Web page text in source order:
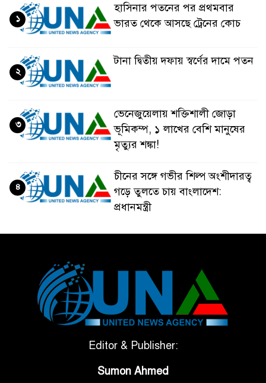
হাসিনার পতনের পর প্রথমবার
ভারত থেকে আসছে ট্রেনের কোচ
১
টানা দ্বিতীয় দফায় স্বর্ণের দামে পতন
২
ভেনেজুয়েলায় শক্তিশালী জোড়া
ভূমিকম্প, ১ লাখের বেশি মানুষের
মৃত্যুর শঙ্কা!
৩
চীনের সঙ্গে গভীর শিল্প অংশীদারত্ব
গড়ে তুলতে চায় বাংলাদেশ:
প্রধানমন্ত্রী
৪
টানা ৩ ম্যাচে গোল ভিনির, ইতিহাস
বলছে বিশ্বকাপ জিতবে ব্রাজিল
সরকারি ৩শ কেজি বই বিক্রির
Editor & Publisher:
Sumon Ahmed